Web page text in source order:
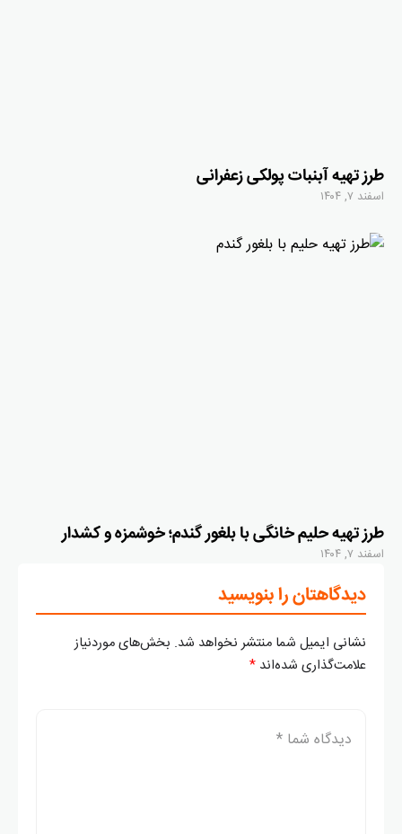
طرز تهیه آبنبات پولکی زعفرانی
اسفند ۷, ۱۴۰۴
طرز تهیه حلیم خانگی با بلغور گندم؛ خوشمزه و کشدار
اسفند ۷, ۱۴۰۴
دیدگاهتان را بنویسید
نشانی ایمیل شما منتشر نخواهد شد. بخش‌های موردنیاز
علامت‌گذاری شده‌اند *